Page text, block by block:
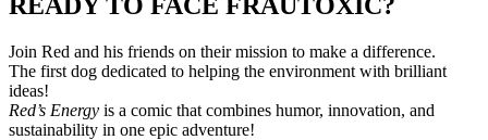
Join Red and his friends on their mission to make a difference.
The first dog dedicated to helping the environment with brilliant
ideas!
Red’s Energy is a comic that combines humor, innovation, and
sustainability in one epic adventure!